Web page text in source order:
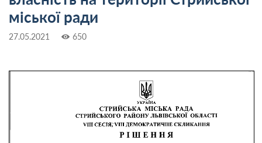
міської ради
27.05.2021 650